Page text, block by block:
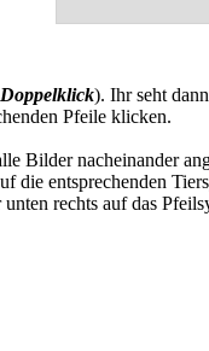
). Ihr seht
Pfeile klicken.
Bilder nacheinander
die entsprechenden
rechts auf das